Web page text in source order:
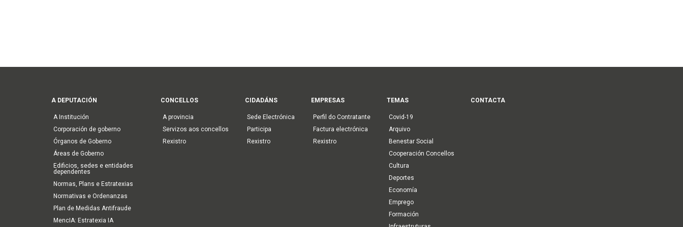
Main
navigation
A DEPUTACIÓN
A Institución
Corporación de goberno
Órganos de Goberno
Áreas de Goberno
Edificios, sedes e entidades
dependentes
Normas, Plans e Estratexias
Normativas e Ordenanzas
Plan de Medidas Antifraude
MencIA: Estratexia IA
CONCELLOS
A provincia
Servizos aos concellos
Rexistro
CIDADÁNS
Sede Electrónica
Participa
Rexistro
EMPRESAS
Perfil do Contratante
Factura electrónica
Rexistro
TEMAS
Covid-19
Arquivo
Benestar Social
Cooperación Concellos
Cultura
Deportes
Economía
Emprego
Formación
CONTACTA